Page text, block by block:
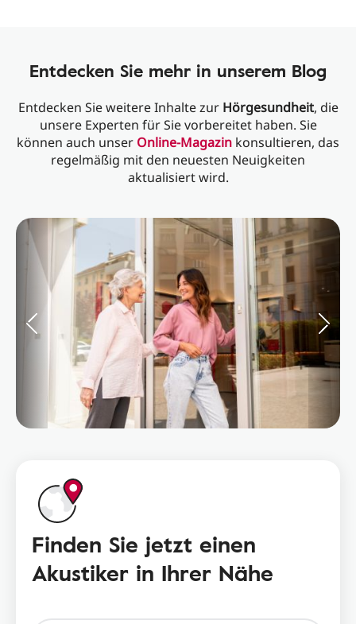
Entdecken Sie mehr in unserem Blog
Entdecken Sie weitere Inhalte zur Hörgesundheit, die
unsere Experten für Sie vorbereitet haben. Sie
können auch unser Online-Magazin konsultieren, das
regelmäßig mit den neuesten Neuigkeiten
aktualisiert wird.
Finden Sie jetzt einen
Akustiker in Ihrer Nähe